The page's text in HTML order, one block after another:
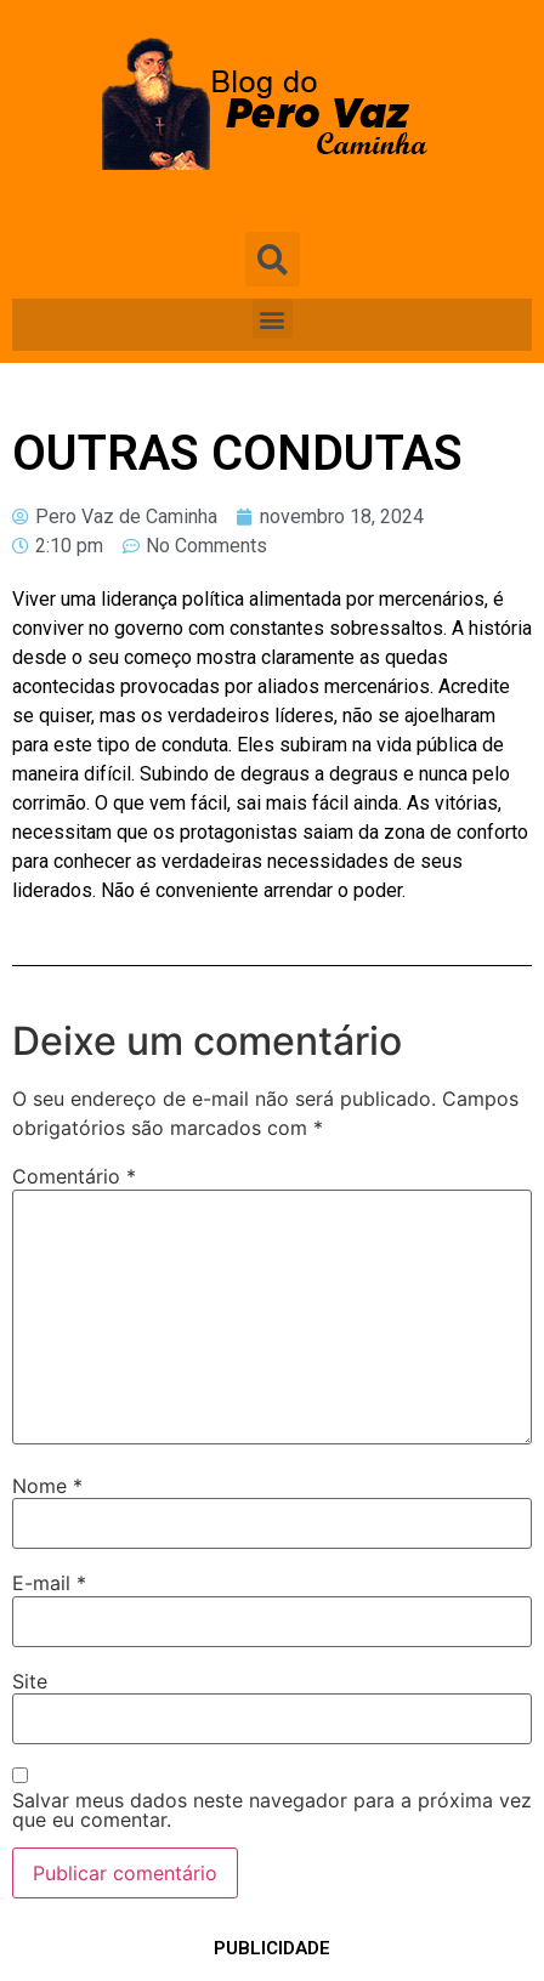
OUTRAS CONDUTAS
Pero Vaz de Caminha
novembro 18, 2024
2:10 pm
No Comments
Viver uma liderança política alimentada por mercenários, é
conviver no governo com constantes sobressaltos. A história
desde o seu começo mostra claramente as quedas
acontecidas provocadas por aliados mercenários. Acredite
se quiser, mas os verdadeiros líderes, não se ajoelharam
para este tipo de conduta. Eles subiram na vida pública de
maneira difícil. Subindo de degraus a degraus e nunca pelo
corrimão. O que vem fácil, sai mais fácil ainda. As vitórias,
necessitam que os protagonistas saiam da zona de conforto
para conhecer as verdadeiras necessidades de seus
liderados. Não é conveniente arrendar o poder.
Deixe um comentário
O seu endereço de e-mail não será publicado. Campos
obrigatórios são marcados com *
Comentário *
Nome *
E-mail *
Site
Salvar meus dados neste navegador para a próxima vez
que eu comentar.
PUBLICIDADE